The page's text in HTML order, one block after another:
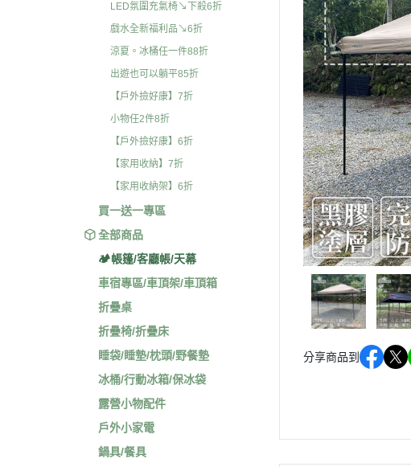
LED氛圍充氣椅↘下殺6折
戲水全新福利品↘6折
涼夏。冰桶任一件88折
出遊也可以躺平85折
【戶外撿好康】7折
小物任2件8折
【戶外撿好康】6折
【家用收納】7折
【家用收納架】6折
買一送一專區
全部商品
🏕️帳篷/客廳帳/天幕
車宿專區/車頂架/車頂箱
折疊桌
折疊椅/折疊床
睡袋/睡墊/枕頭/野餐墊
冰桶/行動冰箱/保冰袋
露營小物配件
戶外小家電
鍋具/餐具
分享商品到